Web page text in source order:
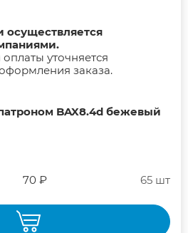
осуществляется
уточняется
заказа.
BAX8.4d бежевый
70 ₽ 65 шт